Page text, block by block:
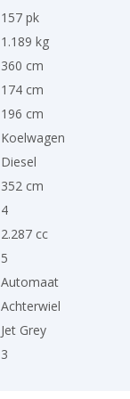
157 pk
1.189 kg
360 cm
174 cm
196 cm
Koelwagen
Diesel
352 cm
4
2.287 cc
5
Automaat
Achterwiel
Jet Grey
3